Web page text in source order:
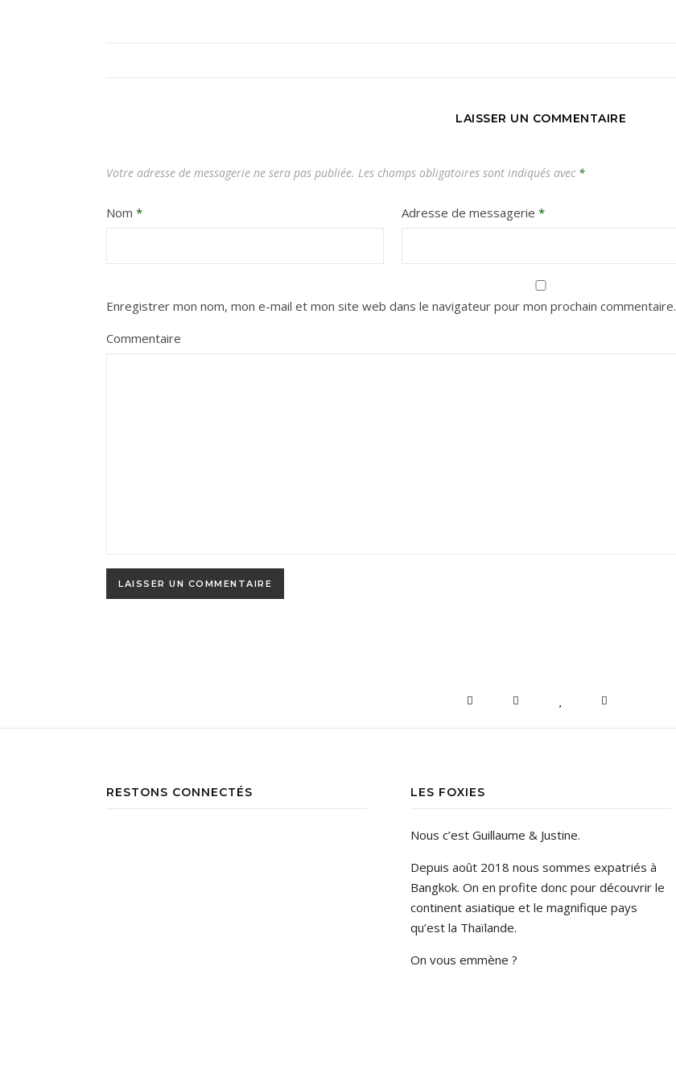
LAISSER UN COMMENTAIRE
Votre adresse de messagerie ne sera pas publiée. Les champs obligatoires sont indiqués avec *
Nom * Adresse de messagerie*
Enregistrer mon nom, mon e-mail et mon site web dans le navigateur pour mon prochain commentaire.
Commentaire
RESTONS CONNECTÉS LES FOXIES
Nous c’est Guillaume & Justine.
Depuis août 2018 nous sommes expatriés à
Bangkok. On en profite donc pour découvrir le
continent asiatique et le magnifique pays
qu’est la Thaïlande.
On vous emmène ?